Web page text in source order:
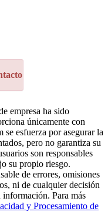
empresa ha sido
únicamente con
esfuerza por asegurar la
pero no garantiza su
son responsables
su propio riesgo.
de errores, omisiones
ni de cualquier decisión
información. Para más
y Procesamiento de